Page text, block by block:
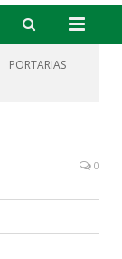
PORTARIAS
0